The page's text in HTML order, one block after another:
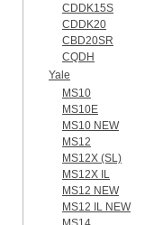
CDDK15S
CDDK20
CBD20SR
CQDH
Yale
MS10
MS10E
MS10 NEW
MS12
MS12X (SL)
MS12X IL
MS12 NEW
MS12 IL NEW